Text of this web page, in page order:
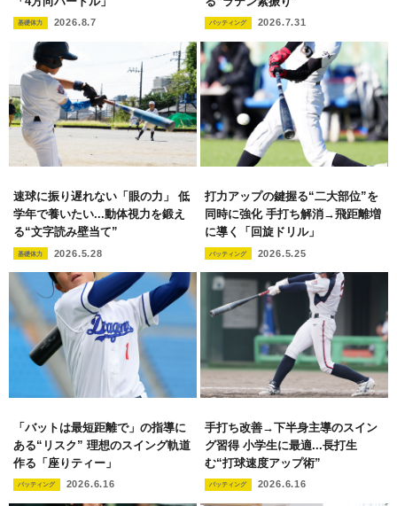
基礎体力 2026.8.7 バッティング 2026.7.31
速球に振り遅れない「眼の力」 低
学年で養いたい...動体視力を鍛え
る“文字読み壁当て”
基礎体力 2026.5.28
打力アップの鍵握る“二大部位”を
同時に強化 手打ち解消→飛距離増
に導く「回旋ドリル」
バッティング 2026.5.25
「バットは最短距離で」の指導に
ある“リスク” 理想のスイング軌道
作る「座りティー」
バッティング 2026.6.16
手打ち改善→下半身主導のスイン
グ習得 小学生に最適...長打生
む“打球速度アップ術”
バッティング 2026.6.16